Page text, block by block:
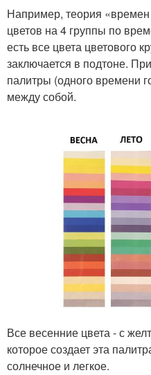
Например, теория «времен
цветов на 4 группы по
есть все цвета цветового
заключается в подтоне.
палитры (одного времени
между собой.
Все весенние цвета - с
которое создает эта
солнечное и легкое.